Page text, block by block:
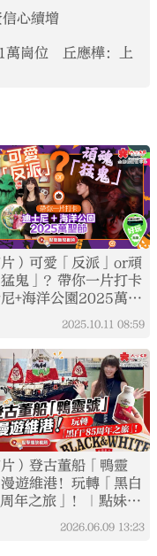
心續增
萬崗位 丘應樺：上
片）可愛「反派」or頑
鬼」？帶你一片打卡
+海洋公園2025萬聖
2025.10.11 08:59
片）登古董船「鴨靈
遊維港！玩轉「黑白
年之旅」！｜點妹•
2026.06.09 13:23